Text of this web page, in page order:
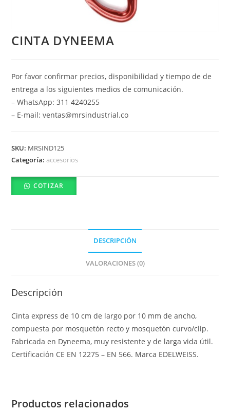
CINTA DYNEEMA
Por favor confirmar precios, disponibilidad y tiempo de de
entrega a los siguientes medios de comunicación.
– WhatsApp: 311 4240255
– E-mail: ventas@mrsindustrial.co
SKU: MRSIND125
Categoría:accesorios
COTIZAR
DESCRIPCIÓN
VALORACIONES (0)
Descripción
Cinta express de 10 cm de largo por 10 mm de ancho,
compuesta por mosquetón recto y mosquetón curvo/clip.
Fabricada en Dyneema, muy resistente y de larga vida útil.
Certificación CE EN 12275 – EN 566. Marca EDELWEISS.
Productos relacionados